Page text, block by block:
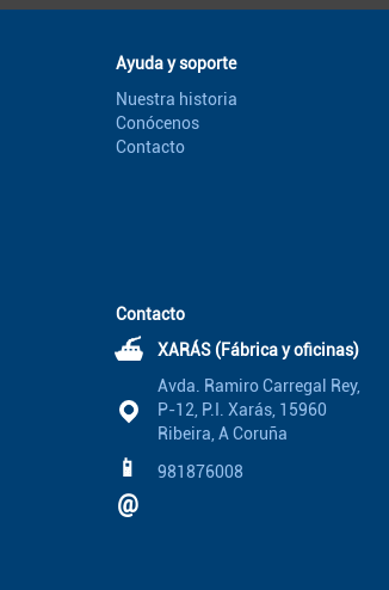
Ayuda y soporte
Nuestra historia
Conócenos
Contacto
Contacto
⛴
XARÁS (Fábrica y oficinas)
Avda. Ramiro Carregal Rey,
P-12, P.I. Xarás, 15960
Ribeira, A Coruña
📱 981876008
@